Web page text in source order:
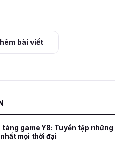
bài viết
tàng game Y8: Tuyển tập những
mọi thời đại